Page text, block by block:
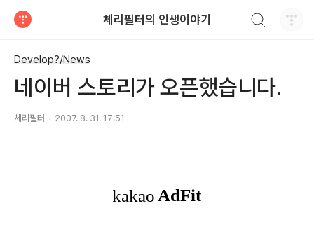
체리필터의 인생이야기
Develop?/News
네이버 스토리가 오픈했습니다.
체리필터 2007. 8. 31. 17:51